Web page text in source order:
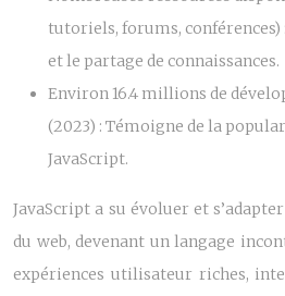
tutoriels, forums, conférences)
et le partage de connaissances.
Environ 16.4 millions de
(2023) : Témoigne de la
JavaScript.
JavaScript a su évoluer et
du web, devenant un langage
expériences utilisateur riches,